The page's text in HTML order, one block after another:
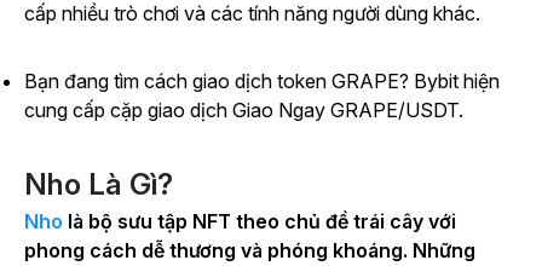
cấp nhiều trò chơi và các tính năng người dùng khác.
Bạn đang tìm cách giao dịch token GRAPE? Bybit hiện
cung cấp cặp giao dịch Giao Ngay GRAPE/USDT.
Nho Là Gì?
Nho là bộ sưu tập NFT theo chủ đề trái cây với
phong cách dễ thương và phóng khoáng. Những